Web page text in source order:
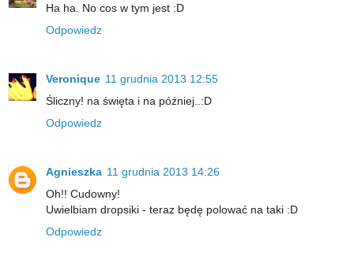
Ha ha. No cos w tym jest :D
Odpowiedz
Veronique 11 grudnia 2013 12:55
Śliczny! na święta i na później..:D
Odpowiedz
Agnieszka 11 grudnia 2013 14:26
Oh!! Cudowny!
Uwielbiam dropsiki - teraz będę polować na taki :D
Odpowiedz